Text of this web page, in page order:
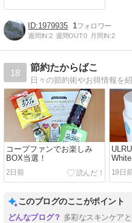
1979935 1
週間IN:2 週間OUT:0 月間IN:2
18
節約たからばこ
コープファンでお楽しみ
BOX当選！
2日前
19日
このブログのここがポイント
多彩なスキンケア